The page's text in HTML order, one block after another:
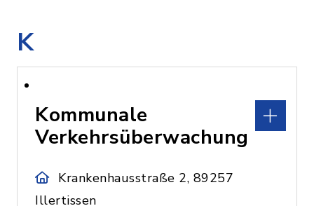
K
Kommunale
Verkehrsüberwachung
Krankenhausstraße 2, 89257
Illertissen